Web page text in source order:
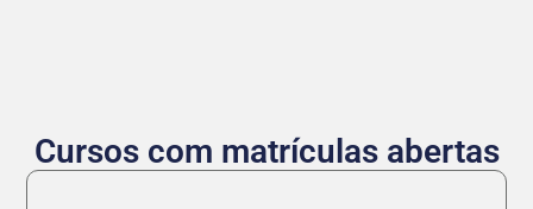
Cursos com matrículas abertas